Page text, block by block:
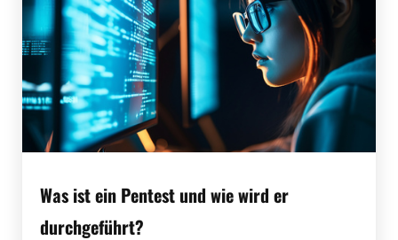
Was ist ein Pentest und wie wird er
durchgeführt?